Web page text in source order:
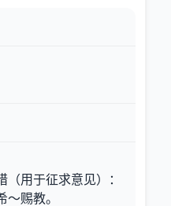
（用于征求意见）：
～赐教。